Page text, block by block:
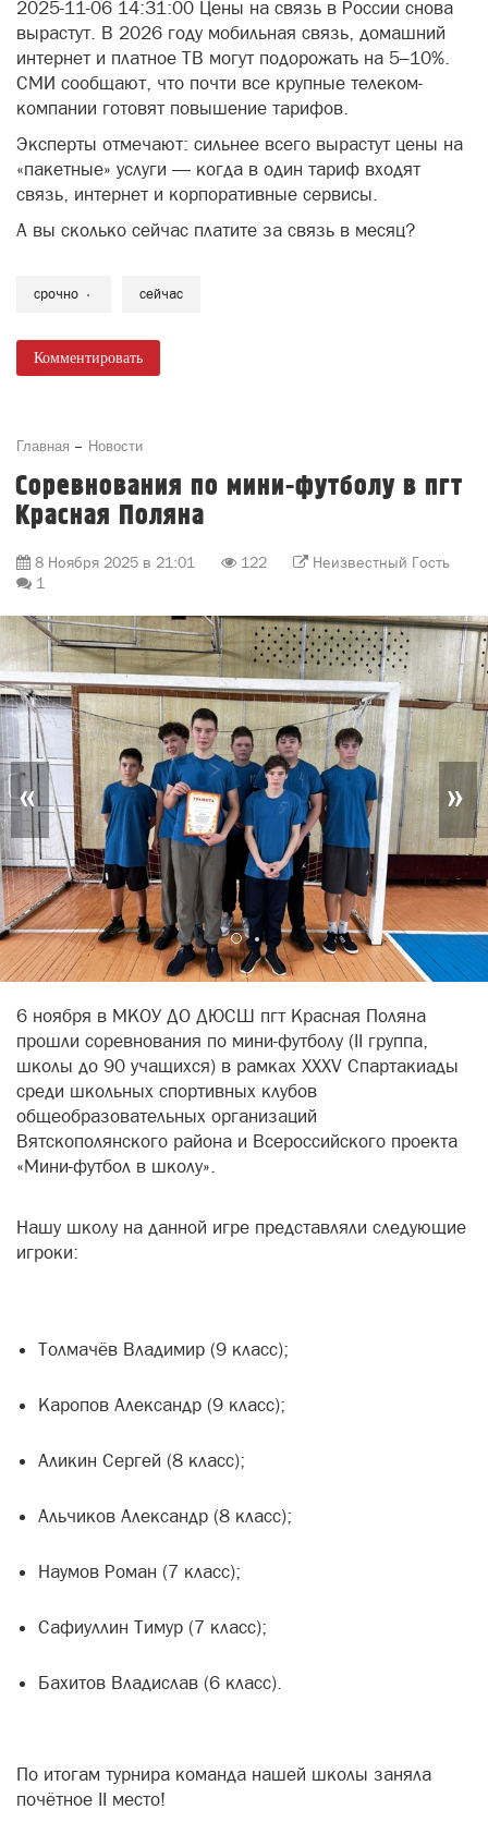
2025-11-06 14:31:00 Цены на связь в России снова
вырастут. В 2026 году мобильная связь, домашний
интернет и платное ТВ могут подорожать на 5–10%.
СМИ сообщают, что почти все крупные телеком-
компании готовят повышение тарифов.
Эксперты отмечают: сильнее всего вырастут цены на
«пакетные» услуги — когда в один тариф входят
связь, интернет и корпоративные сервисы.
А вы сколько сейчас платите за связь в месяц?
срочно сейчас
Комментировать
Главная Новости
Соревнования по мини-футболу в пгт
Красная Поляна
8 Ноября 2025 в 21:01 122
Неизвестный Гость
1
« »
6 ноября в МКОУ ДО ДЮСШ пгт Красная Поляна
прошли соревнования по мини-футболу (II группа,
школы до 90 учащихся) в рамках XXХV Спартакиады
среди школьных спортивных клубов
общеобразовательных организаций
Вятскополянского района и Всероссийского проекта
«Мини-футбол в школу».
Нашу школу на данной игре представляли следующие
игроки:
Толмачёв Владимир (9 класс);
Каропов Александр (9 класс);
Аликин Сергей (8 класс);
Альчиков Александр (8 класс);
Наумов Роман (7 класс);
Сафиуллин Тимур (7 класс);
Бахитов Владислав (6 класс).
По итогам турнира команда нашей школы заняла
почётное II место!